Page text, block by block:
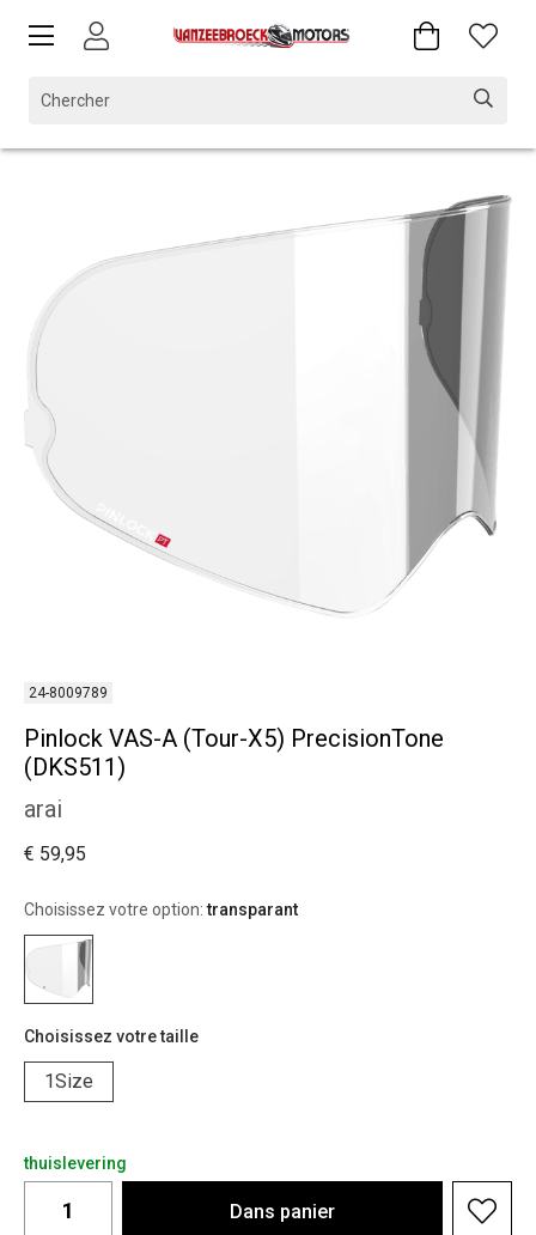
24-8009789
Pinlock VAS-A (Tour-X5) PrecisionTone
(DKS511)
arai
€ 59,95
Choisissez votre option:transparant
Choisissez votre taille
1Size
thuislevering
Dans panier